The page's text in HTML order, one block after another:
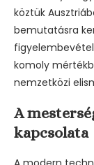
köztük
bemutatásra
komoly
nemzetközi
A
kapcsolata